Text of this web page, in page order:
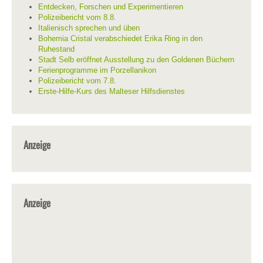
Entdecken, Forschen und Experimentieren
Polizeibericht vom 8.8.
Italienisch sprechen und üben
Bohemia Cristal verabschiedet Erika Ring in den
Ruhestand
Stadt Selb eröffnet Ausstellung zu den Goldenen Büchern
Ferienprogramme im Porzellanikon
Polizeibericht vom 7.8.
Erste-Hilfe-Kurs des Malteser Hilfsdienstes
Anzeige
Anzeige